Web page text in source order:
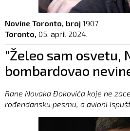
Novine Toronto, broj 1907
Toronto, 05. april 2024.
"Želeo sam osvetu,
bombardovao
Rane Novaka Đokovića koje ne
rođendansku pesmu, a avioni